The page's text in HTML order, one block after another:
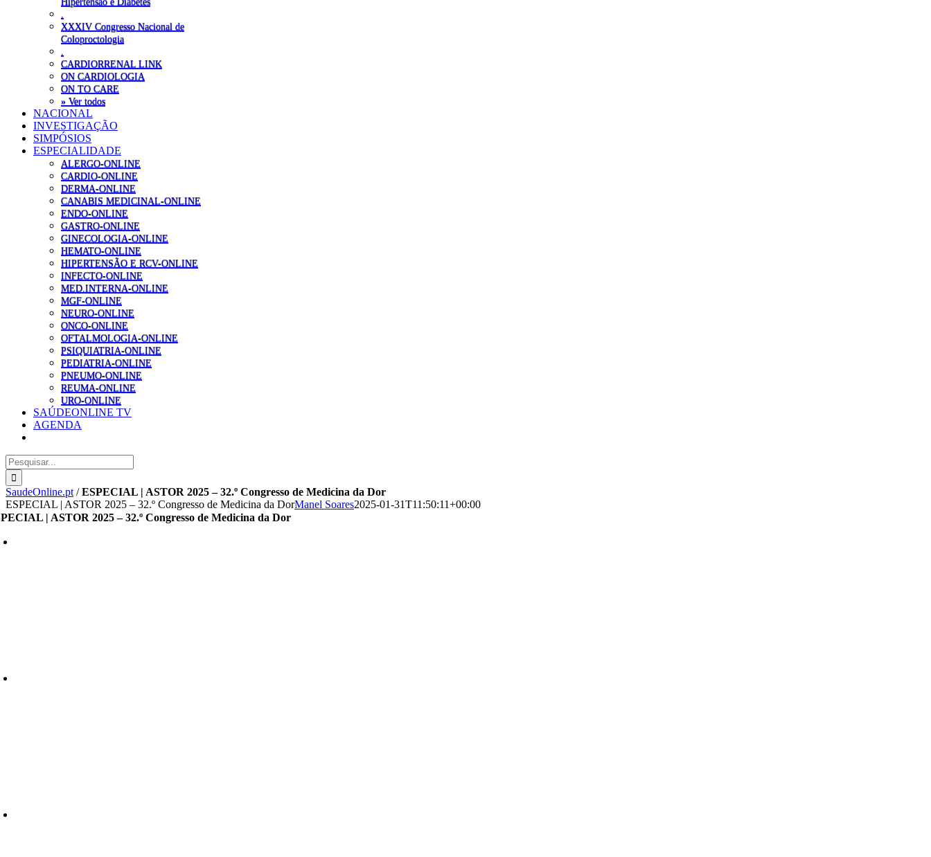
XXXIV Congresso Nacional de
Coloproctologia
CARDIORRENAL LINK
ON CARDIOLOGIA
ON TO CARE
» Ver todos
NACIONAL
INVESTIGAÇÃO
SIMPÓSIOS
ESPECIALIDADE
ALERGO-ONLINE
CARDIO-ONLINE
DERMA-ONLINE
CANABIS MEDICINAL-ONLINE
ENDO-ONLINE
GASTRO-ONLINE
GINECOLOGIA-ONLINE
HEMATO-ONLINE
HIPERTENSÃO E RCV-ONLINE
INFECTO-ONLINE
MED.INTERNA-ONLINE
MGF-ONLINE
NEURO-ONLINE
ONCO-ONLINE
OFTALMOLOGIA-ONLINE
PSIQUIATRIA-ONLINE
PEDIATRIA-ONLINE
PNEUMO-ONLINE
REUMA-ONLINE
URO-ONLINE
SAÚDEONLINE TV
AGENDA
Pesquisar
SaudeOnline.pt /ESPECIAL | ASTOR 2025 – 32.º Congresso de Medicina da Dor
ESPECIAL | ASTOR 2025 – 32.º Congresso de Medicina da DorManel Soares2025-01-31T11:50:11+00:00
| ASTOR 2025 – 32.º Congresso de Medicina da Dor